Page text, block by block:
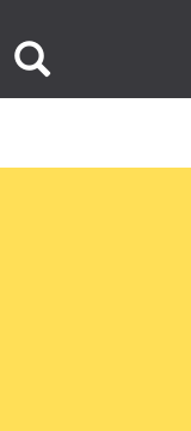
no
site